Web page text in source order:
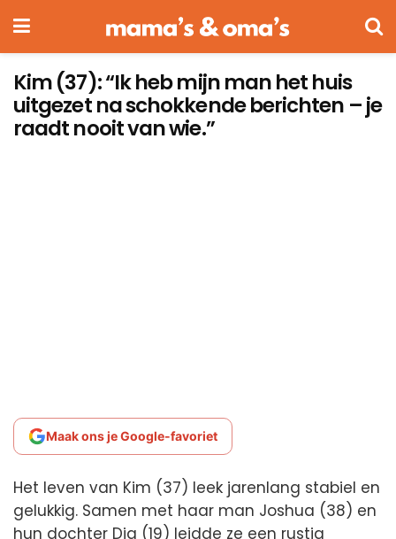
Kim (37): “Ik heb mijn man het huis
uitgezet na schokkende berichten – je
raadt nooit van wie.”
Maak ons je Google-favoriet
Het leven van Kim (37) leek jarenlang stabiel en
gelukkig. Samen met haar man Joshua (38) en
hun dochter Dia (19) leidde ze een rustig